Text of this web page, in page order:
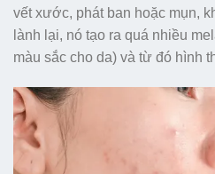
vết xước, phát ban hoặc mụn,
lành lại, nó tạo ra quá nhiều
màu sắc cho da) và từ đó hình